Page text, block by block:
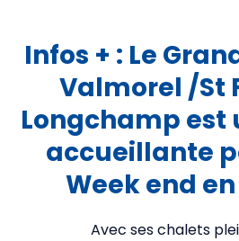
Infos + : Le
Valmorel /St
Longchamp est
accueillante
Week end
Avec ses chalets